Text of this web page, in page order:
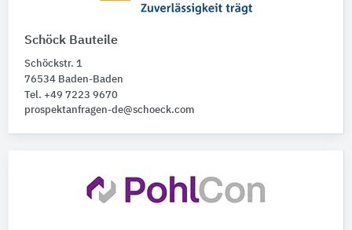
Schöck Bauteile
Schöckstr. 1
76534 Baden-Baden
Tel. +49 7223 9670
prospektanfragen-de@schoeck.com